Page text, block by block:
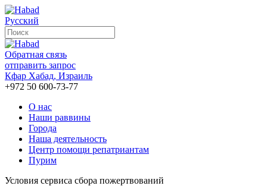
Русский
Обратная связь
отправить запрос
Кфар Хабад, Израиль
+972 50 600-73-77
О нас
Наши раввины
Города
Наша деятельность
Центр помощи репатриантам
Пурим
Условия сервиса сбора пожертвований